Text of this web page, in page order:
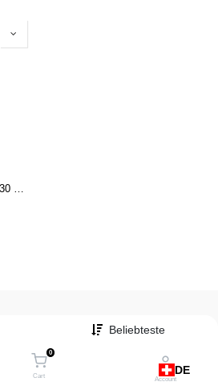
Beliebteste
0
Cart Account
Lechuza DELTA Premium 30 weiss hochglanz
+ 41 31 555 79 79
DE